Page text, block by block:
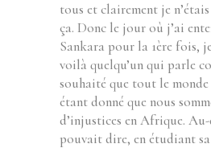
tous et clairement je
ça. Donc le jour où j’ai
Sankara pour la 1ère fois,
voilà quelqu’un qui parle
souhaité que tout le
étant donné que nous
d’injustices en Afrique. Au-
pouvait dire, en étudiant sa